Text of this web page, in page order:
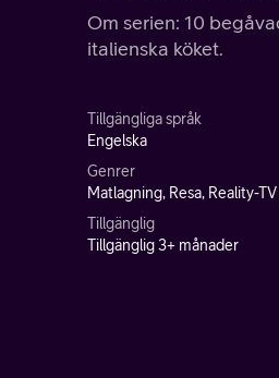
Om serien: 10
italienska köket.
Tillgängliga språk
Engelska
Genrer
Matlagning, Resa, Reality-TV
Tillgänglig
Tillgänglig 3+ månader